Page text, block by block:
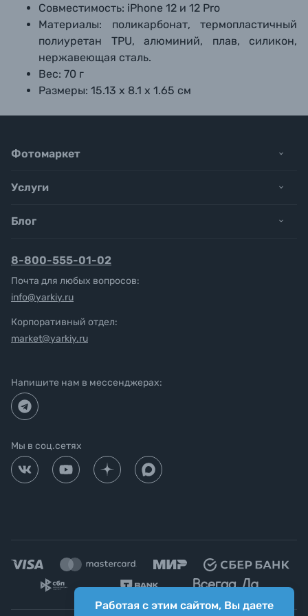
Совместимость: iPhone 12 и 12 Pro
Материалы: поликарбонат, термопластичный
полиуретан TPU, алюминий, плав, силикон,
нержавеющая сталь.
Вес: 70 г
Размеры: 15.13 x 8.1 x 1.65 см
Работая с этим сайтом, Вы даете
Фотомаркет
Услуги
Блог
8-800-555-01-02
Почта для любых вопросов:
info@yarkiy.ru
Корпоративный отдел:
market@yarkiy.ru
Напишите нам в мессенджерах:
Мы в соц.сетях